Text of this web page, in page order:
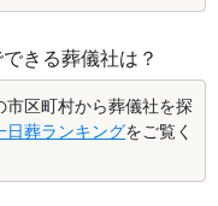
きる葬儀社は？
区町村から葬儀社を探
日葬ランキングをご覧く